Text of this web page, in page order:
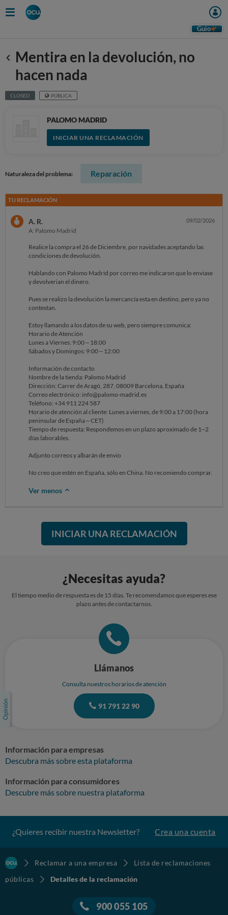
Guio
Anterior
Mentira en la devolución, no
hacen nada
CLOSED PÚBLICA
PALOMO MADRID
INICIAR UNA RECLAMACIÓN
Naturaleza del problema: Reparación
TU RECLAMACIÓN
A. R.
A: Palomo Madrid
09/02/2026
Realice la compra el 26 de Diciembre, por navidades aceptando las
condiciones de devolución.
Hablando con Palomo Madrid por correo me indicaron que lo enviase
y devolverian el dinero.
Pues se realizo la devolución la mercancía esta en destino, pero ya no
contestan.
Estoy llamando a los datos de su web, pero siempre comunica:
Horario de Atención
Lunes a Viernes: 9:00 – 18:00
Sábados y Domingos: 9:00 – 12:00
Información de contacto
Nombre de la tienda: Palomo Madrid
Dirección: Carrer de Aragó, 287, 08009 Barcelona, España
Correo electrónico: info@palomo-madrid.es
Teléfono: +34 911 224 587
Horario de atención al cliente: Lunes a viernes, de 9:00 a 17:00 (hora
peninsular de España – CET)
Tiempo de respuesta: Respondemos en un plazo aproximado de 1–2
días laborables.
Adjunto correos y albarán de envio
No creo que estén en España, sólo en China. No recomiendo comprar.
Ver menos
INICIAR UNA RECLAMACIÓN
¿Necesitas ayuda?
El tiempo medio de respuesta es de 15 días. Te recomendamos que esperes ese
plazo antes de contactarnos.
Llámanos
Consulta nuestros horarios de atención
91 791 22 90
Información para empresas
Descubra más sobre esta plataforma
Información para consumidores
Descubre más sobre nuestra plataforma
¿Quieres recibir nuestra Newsletter? Crea una cuenta
Reclamar a una empresa
Lista de reclamaciones
públicas
Detalles de la reclamación
900 055 105